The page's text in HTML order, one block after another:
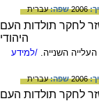
2006 שפה:עברית
השנייה. /למידע
2006 שפה:עברית